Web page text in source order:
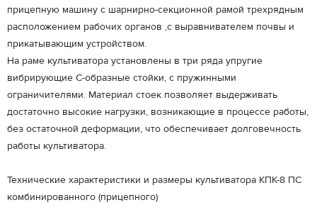
прицепную машину с шарнирно-секционной рамой трехрядным
расположением рабочих органов ,с выравнивателем почвы и
прикатывающим устройством.
На раме культиватора установлены в три ряда упругие
вибрирующие С-образные стойки, с пружинными
ограничителями. Материал стоек позволяет выдерживать
достаточно высокие нагрузки, возникающие в процессе работы,
без остаточной деформации, что обеспечивает долговечность
работы культиватора.
Технические характеристики и размеры культиватора КПК-8 ПС
комбинированного (прицепного)